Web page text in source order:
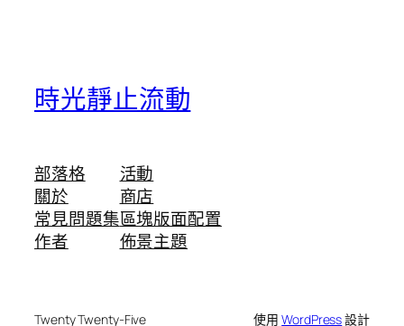
時光靜止流動
部落格
關於
常見問題集
作者
活動
商店
區塊版面配置
佈景主題
Twenty Twenty-Five 使用WordPress設計